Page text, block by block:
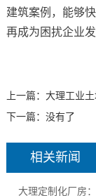
建筑案例，能够
再成为困扰企业发
上一篇： 大理工业
下一篇：没有了
相关新闻